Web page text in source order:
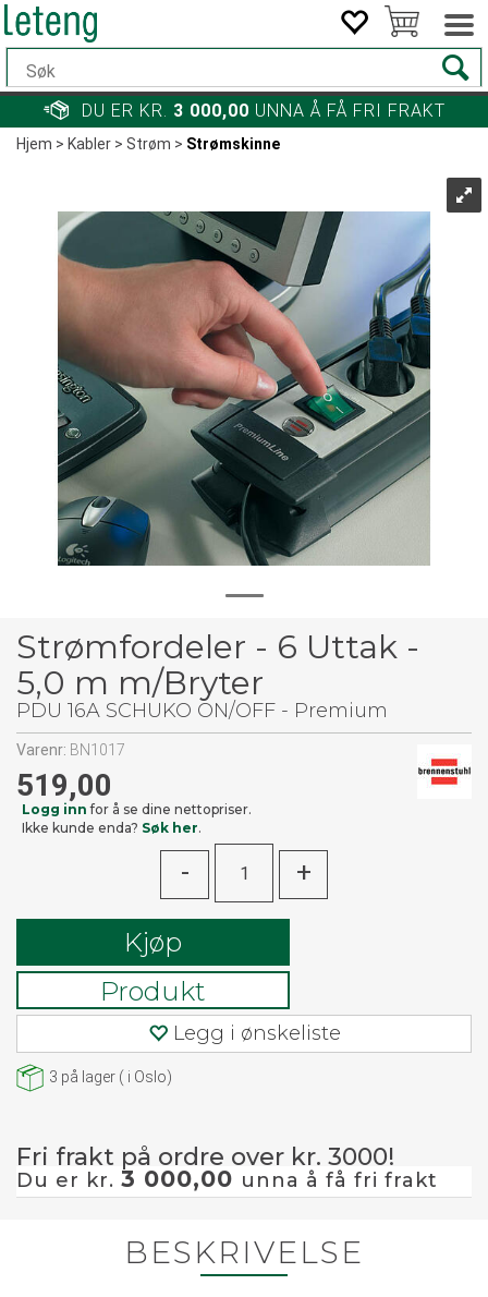
DU ER KR. 3 000,00 UNNA Å FÅ FRI FRAKT
Hjem>Kabler>Strøm>Strømskinne
Strømfordeler - 6 Uttak -
5,0 m m/Bryter
PDU 16A SCHUKO ON/OFF - Premium
Varenr: BN1017
519,00
Logg inn for å se dine nettopriser.
Ikke kunde enda? Søk her.
- +
Kjøp
Produkt
Legg i ønskeliste
3 på lager ( i Oslo)
Fri frakt på ordre over kr. 3000!
Du er kr. 3 000,00 unna å få fri frakt
BESKRIVELSE